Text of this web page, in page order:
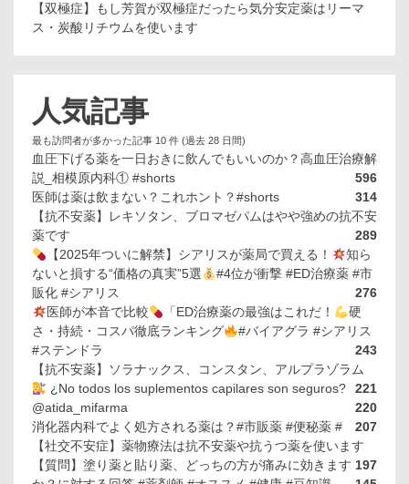
【双極症】もし芳賀が双極症だったら気分安定薬はリーマ
ス・炭酸リチウムを使います
人気記事
最も訪問者が多かった記事 10 件 (過去 28 日間)
血圧下げる薬を一日おきに飲んでもいいのか？高血圧治療解
説_相模原内科① #shorts
596
医師は薬は飲まない？これホント？#shorts
314
【抗不安薬】レキソタン、ブロマゼパムはやや強めの抗不安
薬です
289
【2025年ついに解禁】シアリスが薬局で買える！
知ら
ないと損する“価格の真実”5選
#4位が衝撃 #ED治療薬 #市
販化 #シアリス
276
医師が本音で比較
「ED治療薬の最強はこれだ！
硬
さ・持続・コスパ徹底ランキング
#バイアグラ #シアリス
#ステンドラ
243
【抗不安薬】ソラナックス、コンスタン、アルプラゾラム
221
¿No todos los suplementos capilares son seguros?
@atida_mifarma
220
消化器内科でよく処方される薬は？#市販薬 #便秘薬 #
207
【社交不安症】薬物療法は抗不安薬や抗うつ薬を使います
197
【質問】塗り薬と貼り薬、どっちの方が痛みに効きます